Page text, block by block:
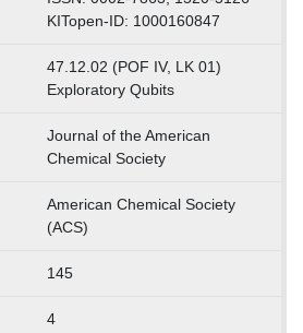
KITopen-ID: 1000160847
47.12.02 (POF IV, LK 01)
Exploratory Qubits
Journal of the American
Chemical Society
American Chemical Society
(ACS)
145
4